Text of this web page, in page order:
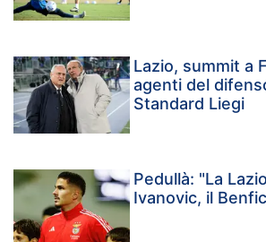
Lazio, summit a
agenti del
Standard Liegi
Pedullà: "La
Ivanovic, il